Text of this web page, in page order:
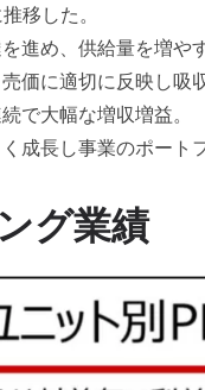
移した。
進め、供給量を増や
価に適切に反映し吸収
で大幅な増収増益。
成長し事業のポート
グ業績